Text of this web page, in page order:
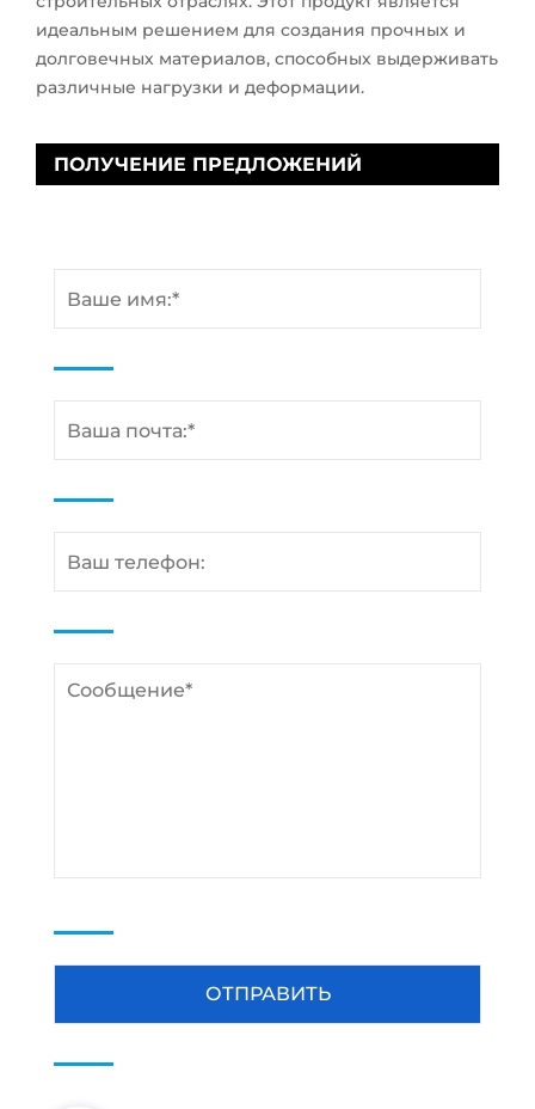
идеальным решением для создания прочных и
долговечных материалов, способных выдерживать
различные нагрузки и деформации.
ПОЛУЧЕНИЕ ПРЕДЛОЖЕНИЙ